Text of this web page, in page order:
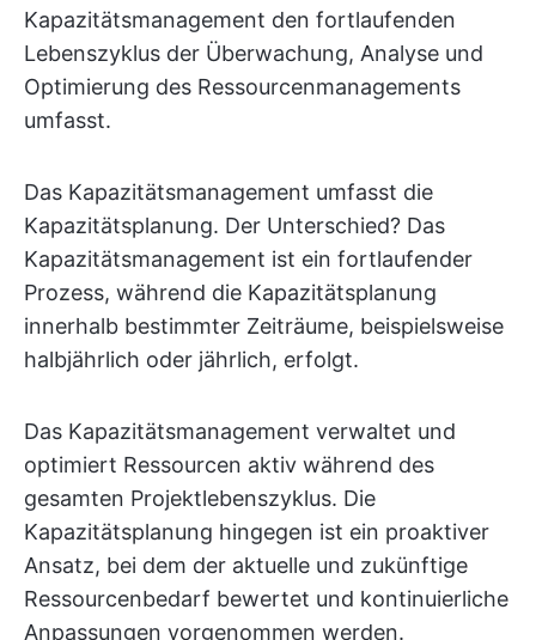
Kapazitätsmanagement den fortlaufenden
Lebenszyklus der Überwachung, Analyse und
Optimierung des Ressourcenmanagements
umfasst.
Das Kapazitätsmanagement umfasst die
Kapazitätsplanung. Der Unterschied? Das
Kapazitätsmanagement ist ein fortlaufender
Prozess, während die Kapazitätsplanung
innerhalb bestimmter Zeiträume, beispielsweise
halbjährlich oder jährlich, erfolgt.
Das Kapazitätsmanagement verwaltet und
optimiert Ressourcen aktiv während des
gesamten Projektlebenszyklus. Die
Kapazitätsplanung hingegen ist ein proaktiver
Ansatz, bei dem der aktuelle und zukünftige
Ressourcenbedarf bewertet und kontinuierliche
Anpassungen vorgenommen werden.